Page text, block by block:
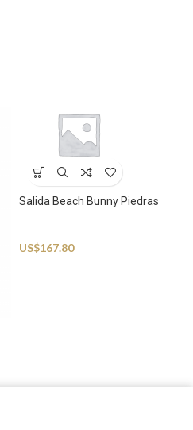
Salida Beach Bunny Piedras
US$167.80